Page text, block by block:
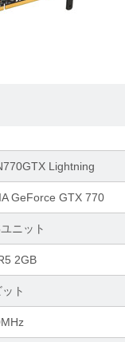
Lightning
GeForce GTX 770
ニット
2GB
ト